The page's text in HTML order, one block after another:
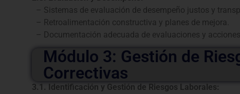
– Sistemas de evaluación de desempeño justos y
– Retroalimentación constructiva y planes de mejora.
– Documentación adecuada de evaluaciones y
Módulo 3: Gestión de
Correctivas
3.1. Identificación y Gestión de Riesgos Laborales: